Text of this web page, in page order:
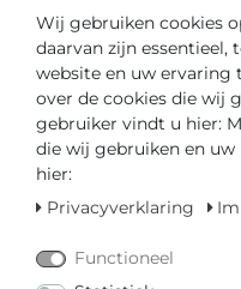
vanaf
Pure!
Wij gebruiken cookies
daarvan zijn essentieel,
website en uw ervaring
over de cookies die wij
gebruiker vindt u hier:
die wij gebruiken en
hier:
Privacyverklaring
Functioneel